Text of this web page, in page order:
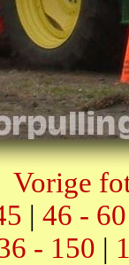
Vorige
| 46 - 60
- 150 |